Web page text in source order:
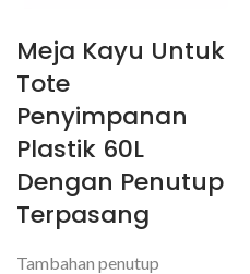
Meja Kayu Untuk
Tote
Penyimpanan
Plastik 60L
Dengan Penutup
Terpasang
Tambahan penutup